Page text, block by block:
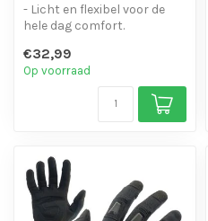
- Licht en flexibel voor de
hele dag comfort.
vinger to...
€32,99
Op voorraad